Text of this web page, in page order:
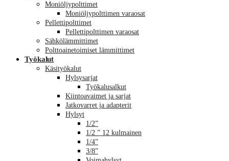
Moniöljypolttimet
Moniöljypolttimen varaosat
Pellettipolttimet
Pellettipolttimen varaosat
Sähkölämmittimet
Polttoainetoimiset lämmittimet
Työkalut
Käsityökalut
Hylsysarjat
Työkalusalkut
Kiintoavaimet ja sarjat
Jatkovarret ja adapterit
Hylsyt
1/2”
1/2 ” 12 kulmainen
1/4”
3/8”